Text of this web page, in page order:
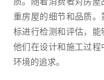
重房屋的细节和品质
标进行检测和评估，
他们在设计和施工过
环境的追求。